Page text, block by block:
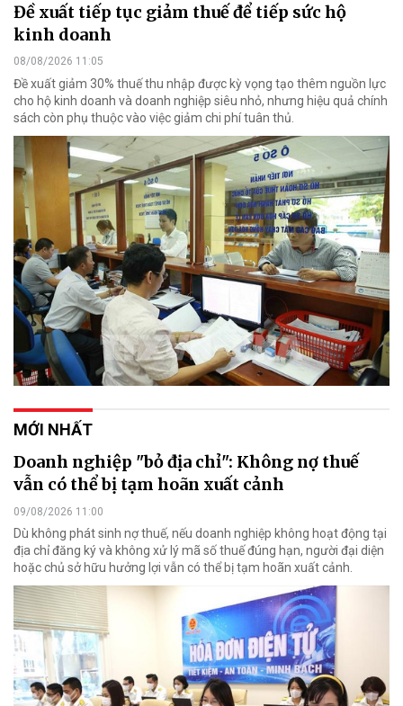
Đề xuất tiếp tục giảm thuế để tiếp sức hộ
kinh doanh
08/08/2026 11:05
Đề xuất giảm 30% thuế thu nhập được kỳ vọng tạo thêm nguồn lực
cho hộ kinh doanh và doanh nghiệp siêu nhỏ, nhưng hiệu quả chính
sách còn phụ thuộc vào việc giảm chi phí tuân thủ.
MỚI NHẤT
Doanh nghiệp "bỏ địa chỉ": Không nợ thuế
vẫn có thể bị tạm hoãn xuất cảnh
09/08/2026 11:00
Dù không phát sinh nợ thuế, nếu doanh nghiệp không hoạt động tại
địa chỉ đăng ký và không xử lý mã số thuế đúng hạn, người đại diện
hoặc chủ sở hữu hưởng lợi vẫn có thể bị tạm hoãn xuất cảnh.